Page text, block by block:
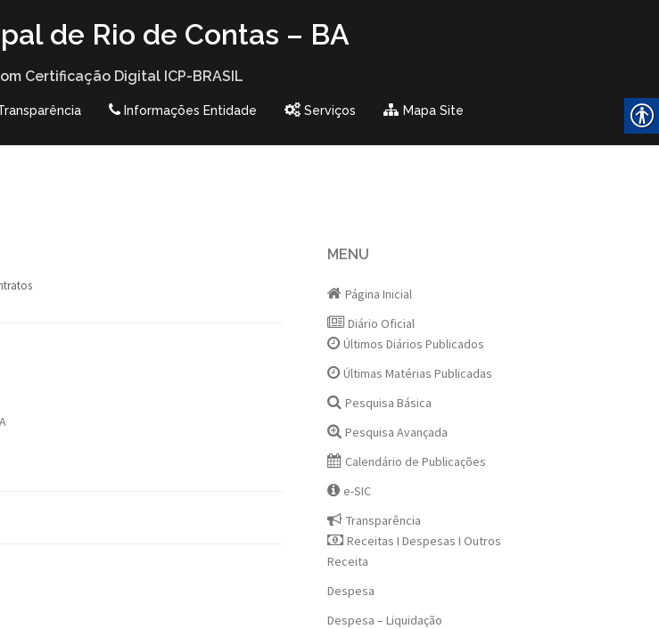
de Rio de Contas – BA
Certificação Digital ICP-BRASIL
Informações Entidade Serviços Mapa Site
MENU
Página Inicial
Diário Oficial
Últimos Diários Publicados
Últimas Matérias Publicadas
Pesquisa Básica
Pesquisa Avançada
Calendário de Publicações
e-SIC
Transparência
Receitas I Despesas I Outros
Receita
Despesa
Despesa – Liquidação